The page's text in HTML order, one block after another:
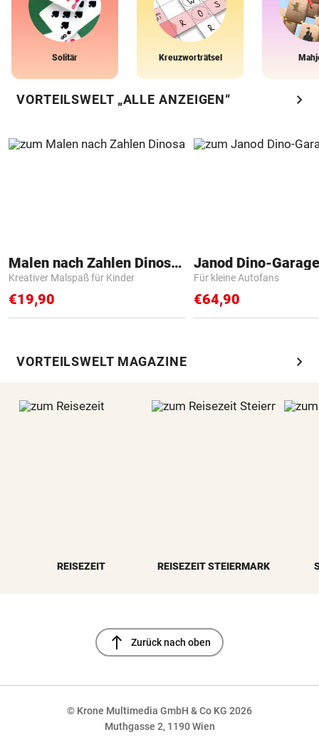
Solitär Kreuzworträtsel
VORTEILSWELT „ALLE ANZEIGEN“ chevron_right
Malen nach Zahlen Dinosaurier
Kreativer Malspaß für Kinder
€19,90
Janod Dino-Garage
Für kleine Autofans
€64,90
VORTEILSWELT MAGAZINE chevron_right
REISEZEIT REISEZEIT STEIERMARK
north Zurück nach oben
© Krone Multimedia GmbH & Co KG 2026
Muthgasse 2, 1190 Wien